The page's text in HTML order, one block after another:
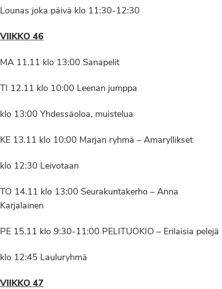
Lounas joka päivä klo 11:30-12:30
VIIKKO 46
MA 11.11 klo 13:00 Sanapelit
TI 12.11 klo 10:00 Leenan jumppa
klo 13:00 Yhdessäoloa, muistelua
KE 13.11 klo 10:00 Marjan ryhmä – Amaryllikset
klo 12:30 Leivotaan
TO 14.11 klo 13:00 Seurakuntakerho – Anna
Karjalainen
PE 15.11 klo 9:30-11:00 PELITUOKIO – Erilaisia pelejä
klo 12:45 Lauluryhmä
VIIKKO 47